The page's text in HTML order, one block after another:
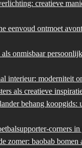
creatieve
eenvoud ontmoet
als onmisbaar
interieur: moderniteit
als creatieve
behang koopgids:
corners
zomer: baobab bomen